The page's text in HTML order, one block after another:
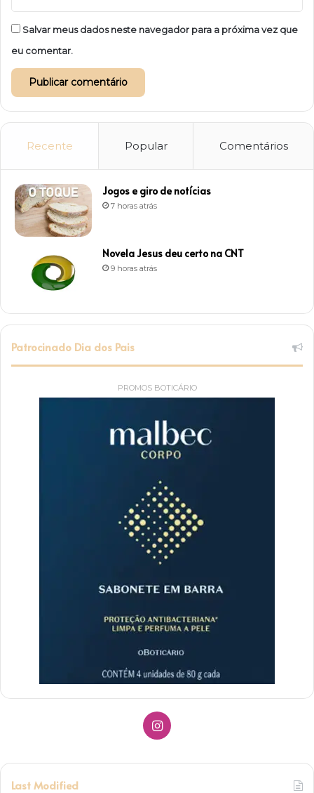
Salvar meus dados neste navegador para a próxima vez que
eu comentar.
Recente Popular Comentários
Jogos e giro de notícias
7 horas atrás
Novela Jesus deu certo na CNT
9 horas atrás
Patrocinado Dia dos Pais
PROMOS BOTICÁRIO
I
Last Modified